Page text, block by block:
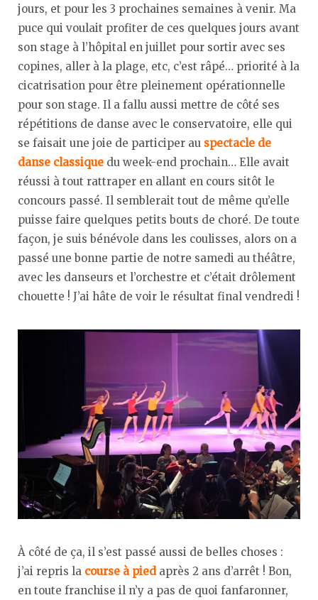
jours, et pour les 3 prochaines semaines à venir. Ma
puce qui voulait profiter de ces quelques jours avant
son stage à l’hôpital en juillet pour sortir avec ses
copines, aller à la plage, etc, c’est râpé… priorité à la
cicatrisation pour être pleinement opérationnelle
pour son stage. Il a fallu aussi mettre de côté ses
répétitions de danse avec le conservatoire, elle qui
se faisait une joie de participer au spectacle de
danse classique du week-end prochain… Elle avait
réussi à tout rattraper en allant en cours sitôt le
concours passé. Il semblerait tout de même qu’elle
puisse faire quelques petits bouts de choré. De toute
façon, je suis bénévole dans les coulisses, alors on a
passé une bonne partie de notre samedi au théâtre,
avec les danseurs et l’orchestre et c’était drôlement
chouette ! J’ai hâte de voir le résultat final vendredi !
À côté de ça, il s’est passé aussi de belles choses :
j’ai repris la course à piedaprès 2 ans d’arrêt ! Bon,
en toute franchise il n’y a pas de quoi fanfaronner,